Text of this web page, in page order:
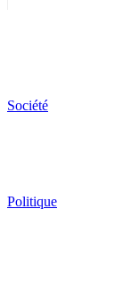
Société
Politique